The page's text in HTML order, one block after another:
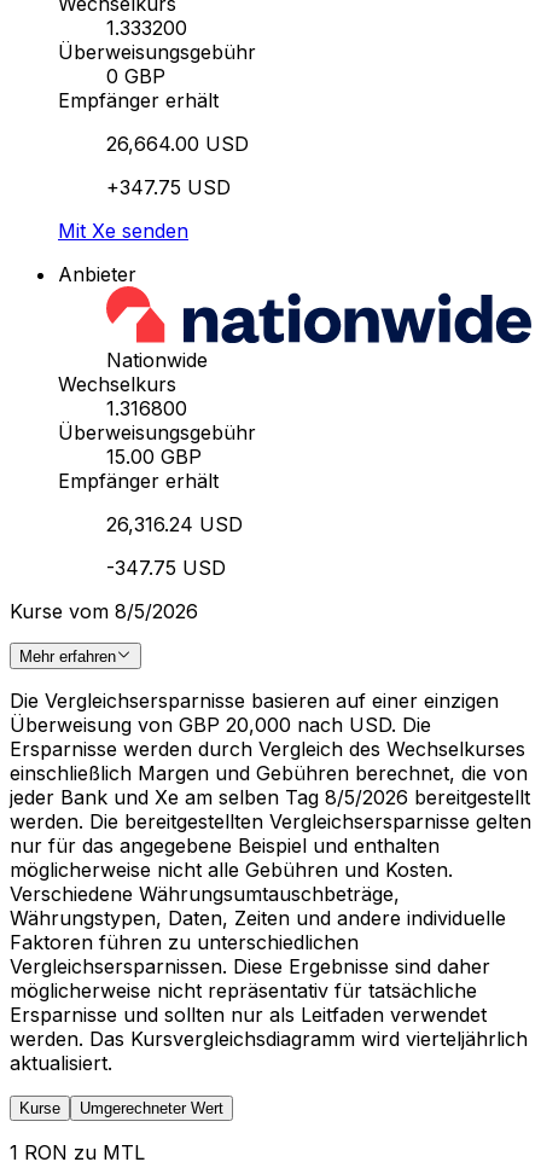
1.333200
Überweisungsgebühr
0 GBP
Empfänger erhält
26,664.00 USD
+347.75 USD
Mit Xe senden
Anbieter
Nationwide
Wechselkurs
1.316800
Überweisungsgebühr
15.00 GBP
Empfänger erhält
26,316.24 USD
-347.75 USD
Kurse vom 8/5/2026
Mehr erfahren
Die Vergleichsersparnisse basieren auf einer einzigen
Überweisung von GBP 20,000 nach USD. Die
Ersparnisse werden durch Vergleich des Wechselkurses
einschließlich Margen und Gebühren berechnet, die von
jeder Bank und Xe am selben Tag 8/5/2026 bereitgestellt
werden. Die bereitgestellten Vergleichsersparnisse gelten
nur für das angegebene Beispiel und enthalten
möglicherweise nicht alle Gebühren und Kosten.
Verschiedene Währungsumtauschbeträge,
Währungstypen, Daten, Zeiten und andere individuelle
Faktoren führen zu unterschiedlichen
Vergleichsersparnissen. Diese Ergebnisse sind daher
möglicherweise nicht repräsentativ für tatsächliche
Ersparnisse und sollten nur als Leitfaden verwendet
werden. Das Kursvergleichsdiagramm wird vierteljährlich
aktualisiert.
Kurse Umgerechneter Wert
1 RON zu MTL